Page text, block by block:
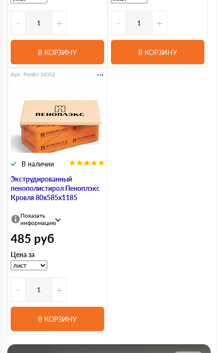
- +
В КОРЗИНУ
- +
В КОРЗИНУ
Экструдированный
пенополистирол Пеноплэкс
Кровля 80х585х1185
В наличии
Арт. PenKr-14352
Показать
информацию
485 руб
Цена за
- +
В КОРЗИНУ